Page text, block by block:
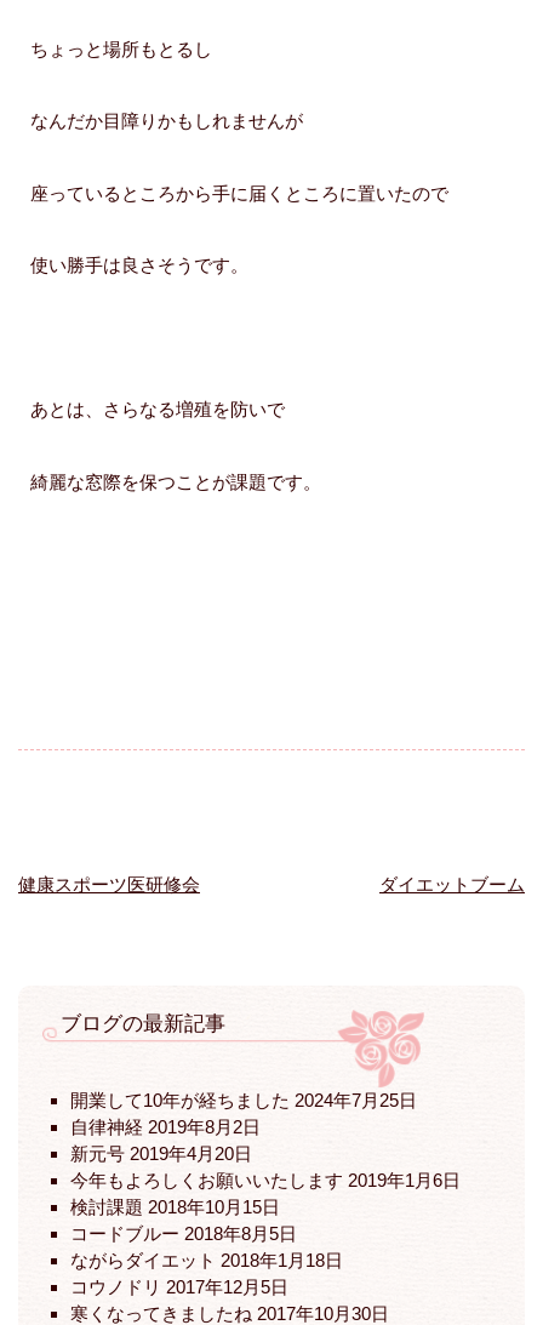
ちょっと場所もとるし
なんだか目障りかもしれませんが
座っているところから手に届くところに置いたので
使い勝手は良さそうです。
あとは、さらなる増殖を防いで
綺麗な窓際を保つことが課題です。
投
ゲ
ョ
ン
健康スポーツ医研修会 ダイエットブーム
ブログの最新記事
開業して10年が経ちました 2024年7月25日
自律神経 2019年8月2日
新元号 2019年4月20日
今年もよろしくお願いいたします 2019年1月6日
検討課題 2018年10月15日
コードブルー 2018年8月5日
ながらダイエット 2018年1月18日
コウノドリ 2017年12月5日
寒くなってきましたね 2017年10月30日